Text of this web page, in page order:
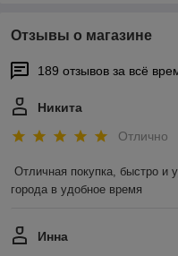
Отзывы о магазине
189 отзывов за всё
Никита
Отлично
Отличная покупка, быстро и
города в удобное время
Инна